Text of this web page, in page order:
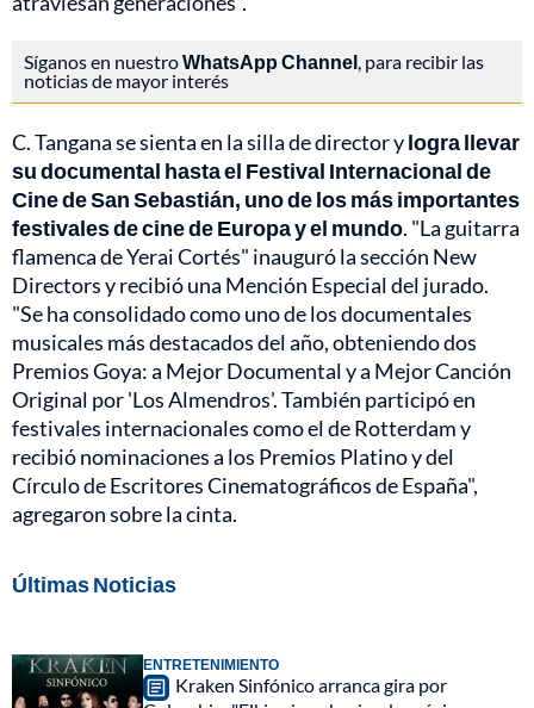
Síganos en nuestroWhatsApp Channel, para recibir las
noticias de mayor interés
C. Tangana se sienta en la silla de director ylogra llevar
su documental hasta el Festival Internacional de
Cine de San Sebastián, uno de los más importantes
festivales de cine de Europa y el mundo. "La guitarra
flamenca de Yerai Cortés" inauguró la sección New
Directors y recibió una Mención Especial del jurado.
"Se ha consolidado como uno de los documentales
musicales más destacados del año, obteniendo dos
Premios Goya: a Mejor Documental y a Mejor Canción
Original por 'Los Almendros'. También participó en
festivales internacionales como el de Rotterdam y
recibió nominaciones a los Premios Platino y del
Círculo de Escritores Cinematográficos de España",
agregaron sobre la cinta.
Últimas Noticias
ENTRETENIMIENTO
Kraken Sinfónico arranca gira por